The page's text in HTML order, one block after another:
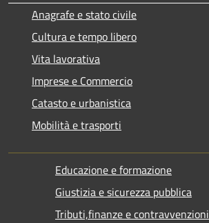
Anagrafe e stato civile
Cultura e tempo libero
Vita lavorativa
Imprese e Commercio
Catasto e urbanistica
Mobilità e trasporti
Educazione e formazione
Giustizia e sicurezza pubblica
Tributi,finanze e contravvenzioni